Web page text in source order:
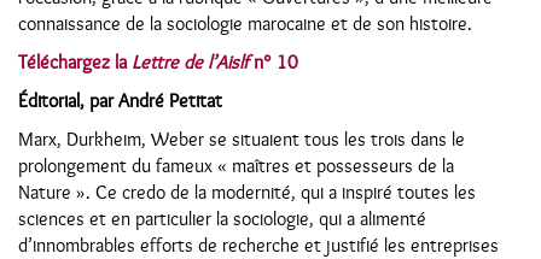
connaissance de la sociologie marocaine et de son histoire.
Téléchargez la Lettre de l’Aislfn° 10
Éditorial, par André Petitat
Marx, Durkheim, Weber se situaient tous les trois dans le
prolongement du fameux « maîtres et possesseurs de la
Nature ». Ce credo de la modernité, qui a inspiré toutes les
sciences et en particulier la sociologie, qui a alimenté
d’innombrables efforts de recherche et justifié les entreprises